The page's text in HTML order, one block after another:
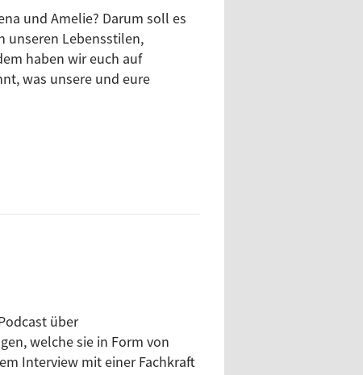
und Amelie? Darum soll es
unseren Lebensstilen,
haben wir euch auf
was unsere und eure
über
welche sie in Form von
Interview mit einer Fachkraft